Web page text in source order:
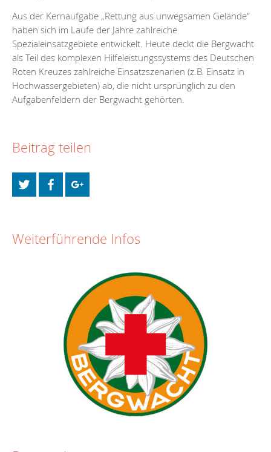
Aus der Kernaufgabe „Rettung aus unwegsamen Gelände“
haben sich im Laufe der Jahre zahlreiche
Spezialeinsatzgebiete entwickelt. Heute deckt die Bergwacht
als Teil des komplexen Hilfeleistungssystems des Deutschen
Roten Kreuzes zahlreiche Einsatzszenarien (z.B. Einsatz in
Hochwassergebieten) ab, die nicht ursprünglich zu den
Aufgabenfeldern der Bergwacht gehörten.
Beitrag teilen
Weiterführende Infos